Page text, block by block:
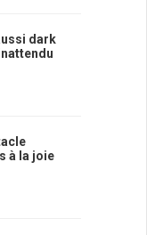
dark
à la joie